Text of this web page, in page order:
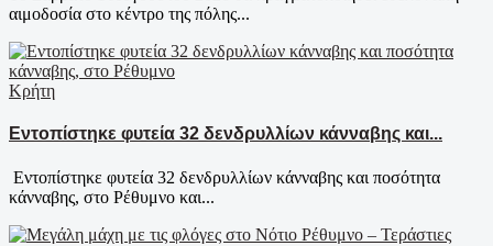
αιμοδοσία στο κέντρο της πόλης...
Κρήτη
Εντοπίστηκε φυτεία 32 δενδρυλλίων κάνναβης και...
Εντοπίστηκε φυτεία 32 δενδρυλλίων κάνναβης και ποσότητα
κάνναβης, στο Ρέθυμνο και...